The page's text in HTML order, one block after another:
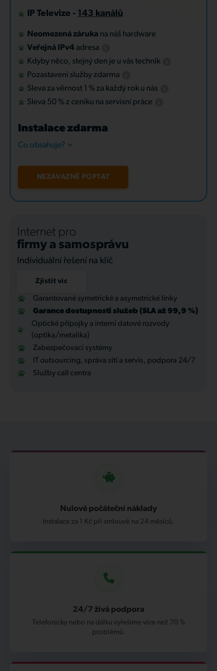
IP Televize - 143 kanálů
Neomezená záruka na náš hardware
Veřejná IPv4 adresa
Kdyby něco, stejný den je u vás technik
Pozastavení služby zdarma
Sleva za věrnost 1 % za každý rok u nás
Sleva 50 % z ceníku na servisní práce
Instalace zdarma
Co obsahuje?
NEZÁVAZNĚ POPTAT
Internet pro
firmy a samosprávu
Individuální řešení na klíč
Zjistit víc
Garantované symetrické a asymetrické linky
Garance dostupnosti služeb (SLA až 99,9 %)
Optické přípojky a interní datové rozvody
(optika/metalika)
Zabezpečovací systémy
IT outsourcing, správa sítí a servis, podpora 24/7
Služby call centra
Nulové počáteční náklady
Instalace za 1 Kč při smlouvě na 24 měsíců.
24/7 živá podpora
Telefonicky nebo na dálku vyřešíme více než 70 %
problémů.